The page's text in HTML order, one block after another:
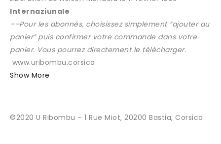
Internaziunale
––Pour les abonnés, choisissez simplement “ajouter au
panier” puis confirmer votre commande dans votre
panier. Vous pourrez directement le télécharger.
www.uribombu.corsica
Show More
©2020 U Ribombu – 1 Rue Miot, 20200 Bastia, Corsica